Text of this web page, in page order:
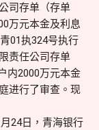
司存单（存单
万元本金及利息
01执324号执行
责任公司存单
内2000万元本金
进行了审查。现
24日，青海银行